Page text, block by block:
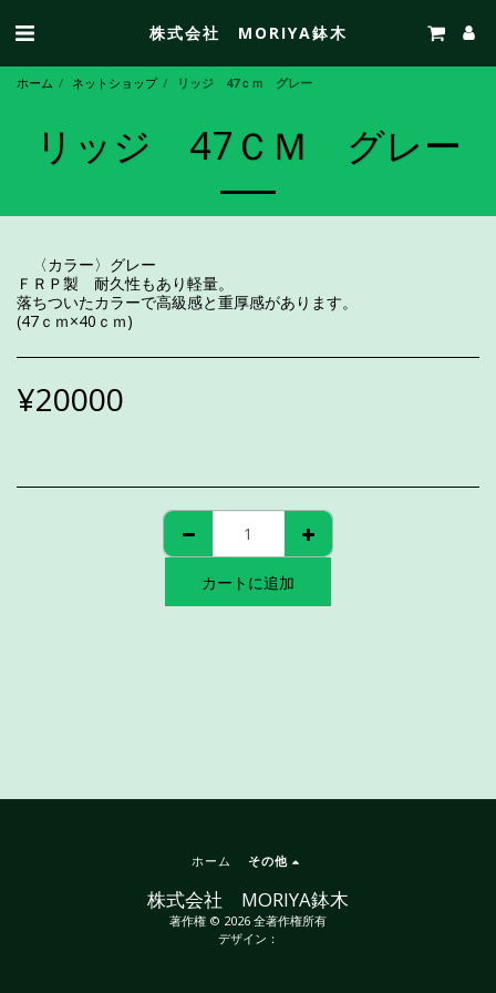
株式会社 MORIYA鉢木
ホーム ネットショップ リッジ 47ｃｍ グレー
リッジ 47ＣＭ グレー
〈カラー〉グレー
ＦＲＰ製 耐久性もあり軽量。
落ちついたカラーで高級感と重厚感があります。
(47ｃｍ×40ｃｍ)
¥20000
カートに追加
株式会社 MORIYA鉢木
著作権 © 2026 全著作権所有
デザイン：
ホーム その他